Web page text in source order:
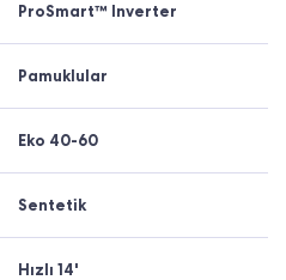
ProSmart™ Inverter
Pamuklular
Eko 40-60
Sentetik
Hızlı 14'